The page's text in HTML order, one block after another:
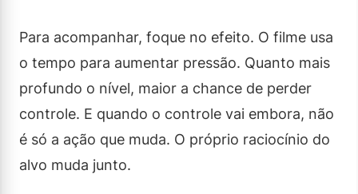
Para acompanhar, foque no efeito. O filme usa
o tempo para aumentar pressão. Quanto mais
profundo o nível, maior a chance de perder
controle. E quando o controle vai embora, não
é só a ação que muda. O próprio raciocínio do
alvo muda junto.